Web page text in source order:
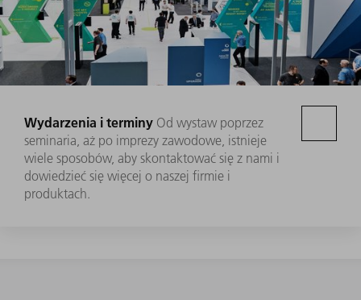
Wydarzenia i terminy Od wystaw poprzez
seminaria, aż po imprezy zawodowe, istnieje
wiele sposobów, aby skontaktować się z nami i
dowiedzieć się więcej o naszej firmie i
produktach.